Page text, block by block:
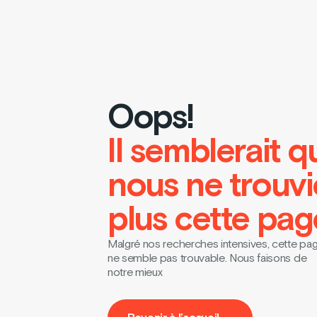
Oops!
Il semblerait
nous ne
plus cette
Malgré nos recherches intensives, cette
ne semble pas trouvable. Nous faisons de
notre mieux